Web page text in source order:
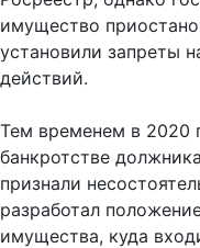
имущество
установили запреты
действий.
Тем временем в 2020
банкротстве
признали
разработал
имущества, куда